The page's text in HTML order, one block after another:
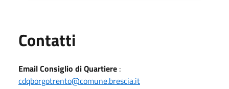
Contatti
Email Consiglio di Quartiere :
cdqborgotrento@comune.brescia.it